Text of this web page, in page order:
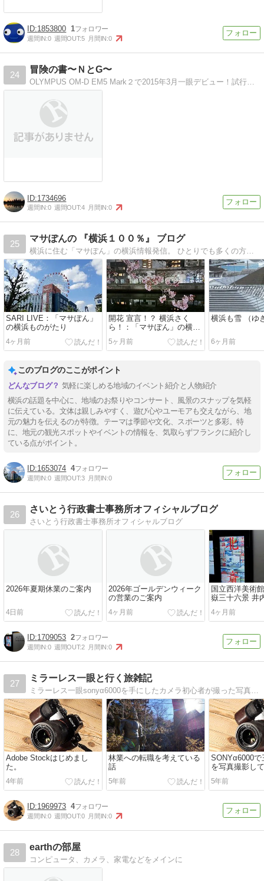
1853800 1
週間IN:0 週間OUT:5 月間IN:0
24
冒険の書〜ＮとG〜
OLYMPUS OM-D EM5 Mark２で2015年3月一眼デビュー！試行錯誤しながらカメラの世界とレンズ沼にハマりつつある。
1734696
週間IN:0 週間OUT:4 月間IN:0
25
マサぽんの 『横浜１００％』 ブログ
横浜に住む「マサぽん」の横浜情報発信。 ひとりでも多くの方が「横浜に遊びに行きたい」と思ってくれたら良いなぁ〜。
SARI LIVE：「マサぽん」
の横浜ものがたり
4ヶ月前
開花 宣言！？ 横浜さく
ら！：「マサぽん」の横浜
ものがたり
5ヶ月前
横浜も雪 （ゆ
6ヶ月前
このブログのここがポイント
気軽に楽しめる地域のイベント紹介と人物紹介
横浜の話題を中心に、地域のお祭りやコンサート、風景のスナップを気軽
に伝えている。文体は親しみやすく、遊び心やユーモアも交えながら、地
元の魅力を伝えるのが特徴。テーマは季節や文化、スポーツと多彩。特
に、地元の観光スポットやイベントの情報を、気取らずフランクに紹介し
ている点がポイント。
1653074 4
週間IN:0 週間OUT:3 月間IN:0
26
さいとう行政書士事務所オフィシャルブログ
さいとう行政書士事務所オフィシャルブログ
2026年夏期休業のご案内
4日前
2026年ゴールデンウィーク
の営業のご案内
4ヶ月前
国立西洋美術
嶽三十六景 井
ンより」と「
ニス展 内なる
4ヶ月前
1709053 2
週間IN:0 週間OUT:2 月間IN:0
27
ミラーレス一眼と行く旅雑記
ミラーレス一眼sonyα6000を手にしたカメラ初心者が撮った写真と場所の紹介を綴る雑記
Adobe Stockはじめまし
た。
4年前
林業への転職を考えている
話
5年前
SONYα6000で
を写真撮影し
5年前
1969973 4
週間IN:0 週間OUT:0 月間IN:0
28
earthの部屋
コンピュータ、カメラ、家電などをメインに